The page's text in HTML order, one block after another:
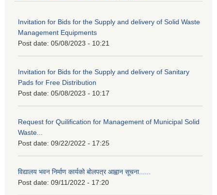
Invitation for Bids for the Supply and delivery of Solid Waste
Management Equipments
Post date: 05/08/2023 - 10:21
Invitation for Bids for the Supply and delivery of Sanitary
Pads for Free Distribution
Post date: 05/08/2023 - 10:17
Request for Quilification for Management of Municipal Solid
Waste...
Post date: 09/22/2022 - 17:25
विद्यालय भवन निर्माण कार्यको बोलपत्र आह्वान सूचना......
Post date: 09/11/2022 - 17:20